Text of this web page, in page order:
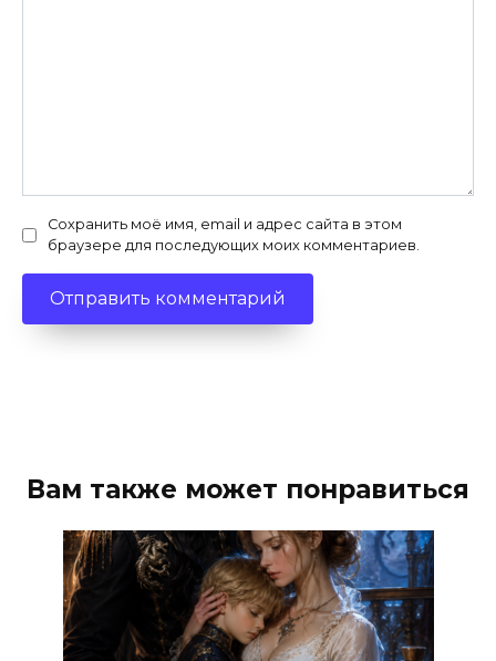
Сохранить моё имя, email и адрес сайта в этом
браузере для последующих моих комментариев.
Вам также может понравиться